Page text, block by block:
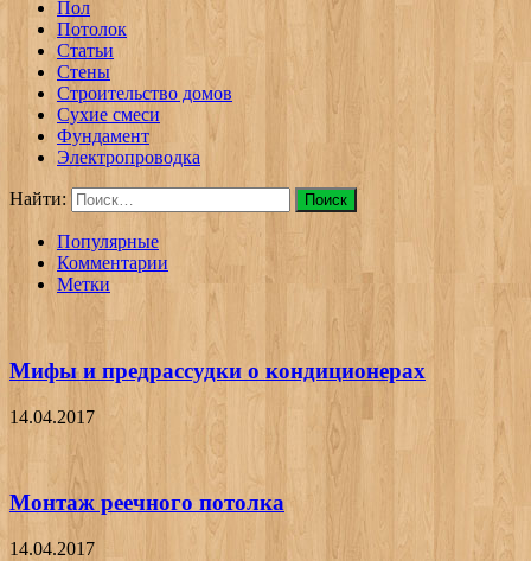
Пол
Потолок
Статьи
Стены
Строительство домов
Сухие смеси
Фундамент
Электропроводка
Найти:
Популярные
Комментарии
Метки
Мифы и предрассудки о кондиционерах
14.04.2017
Монтаж реечного потолка
14.04.2017